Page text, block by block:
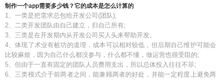
制作一个app需要多少钱？它的成本是怎么计算的
1、一类是把需求总包给开发公司(团队);
2、二类开发团队由自己建立，归自己所有;
3、三类是在开发期内从开发公司买人头来帮助开发。
4、体现了术业有桩功的道理，成本可以相对较低，但后期自己维护可能会
比较麻烦，因为自己什么都没参与，什么都不懂，做运营也很受阻的;
5、但由于一直有固定的团队人员费用支出，所以总体投入往往不菲;
6、三类模式介于前两者之间，能兼顾两者的好处，并能一定程度上避免两